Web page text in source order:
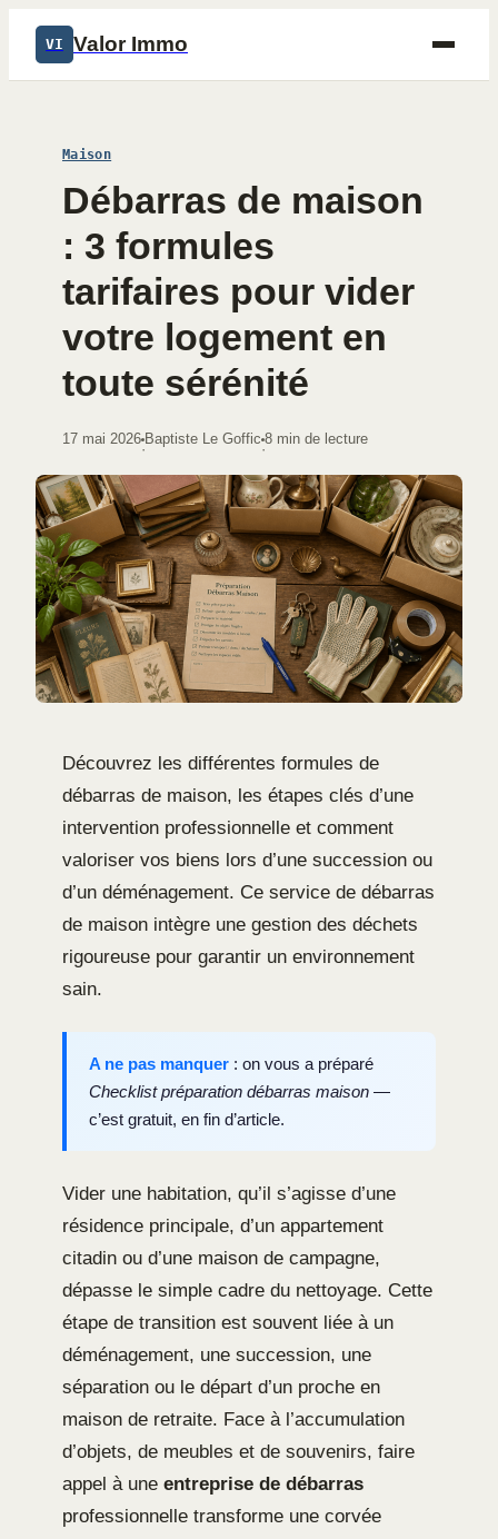
VI Valor Immo
Maison
Débarras de maison
: 3 formules
tarifaires pour vider
votre logement en
toute sérénité
17 mai 2026
·
Baptiste Le Goffic
·
8 min de lecture
Découvrez les différentes formules de
débarras de maison, les étapes clés d’une
intervention professionnelle et comment
valoriser vos biens lors d’une succession ou
d’un déménagement. Ce service de débarras
de maison intègre une gestion des déchets
rigoureuse pour garantir un environnement
sain.
A ne pas manquer : on vous a préparé
Checklist préparation débarras maison —
c’est gratuit, en fin d’article.
Vider une habitation, qu’il s’agisse d’une
résidence principale, d’un appartement
citadin ou d’une maison de campagne,
dépasse le simple cadre du nettoyage. Cette
étape de transition est souvent liée à un
déménagement, une succession, une
séparation ou le départ d’un proche en
maison de retraite. Face à l’accumulation
d’objets, de meubles et de souvenirs, faire
appel à une entreprise de débarras
professionnelle transforme une corvée